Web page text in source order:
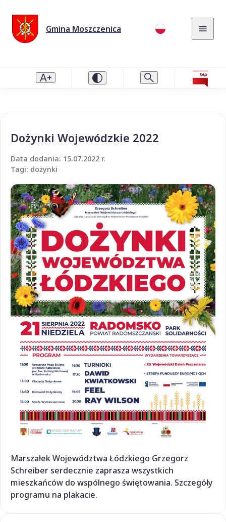
Gmina Moszczenica
Dożynki Wojewódzkie 2022
Data dodania: 15.07.2022 r.
Tagi: dożynki
Marszałek Województwa Łódzkiego Grzegorz
Schreiber serdecznie zaprasza wszystkich
mieszkańców do wspólnego świętowania. Szczegóły
programu na plakacie.